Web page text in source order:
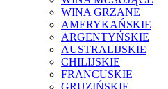
WINA GRZANE
AMERYKAŃSKIE
ARGENTYŃSKIE
AUSTRALIJSKIE
CHILIJSKIE
FRANCUSKIE
GRUZIŃSKIE